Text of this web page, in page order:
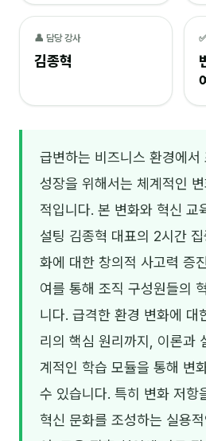
온라인강의 NEW
구자룡
김경태
김소연
김의중
김지혜
👤 담당 강사
김종혁
급변하는 비즈니스 환경에서
성장을 위해서는 체계적인
적입니다. 본 변화와 혁신 교
설팅 김종혁 대표의 2시간
화에 대한 창의적 사고력 증
여를 통해 조직 구성원들의
니다. 급격한 환경 변화에 대
리의 핵심 원리까지, 이론과
계적인 학습 모듈을 통해 변
수 있습니다. 특히 변화 저항
혁신 문화를 조성하는 실용